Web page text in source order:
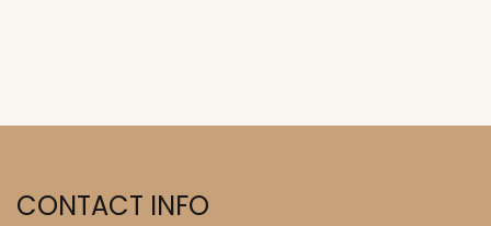
CONTACT INFO